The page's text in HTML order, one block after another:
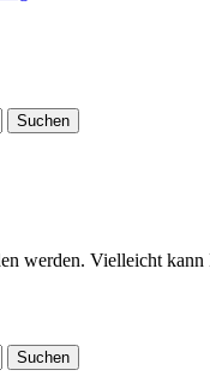
werden. Vielleicht